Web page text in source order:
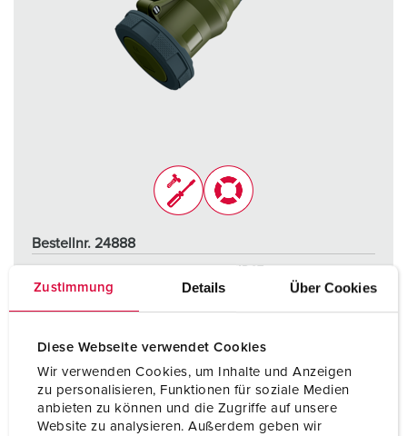
Zustimmung Details Über Cookies
Diese Webseite verwendet Cookies
Wir verwenden Cookies, um Inhalte und Anzeigen
zu personalisieren, Funktionen für soziale Medien
anbieten zu können und die Zugriffe auf unsere
Website zu analysieren. Außerdem geben wir
Bestellnr. 24888
Pole 5 p
Volt 50 - 500 V
Anschlusstechnik Schraubkontakt